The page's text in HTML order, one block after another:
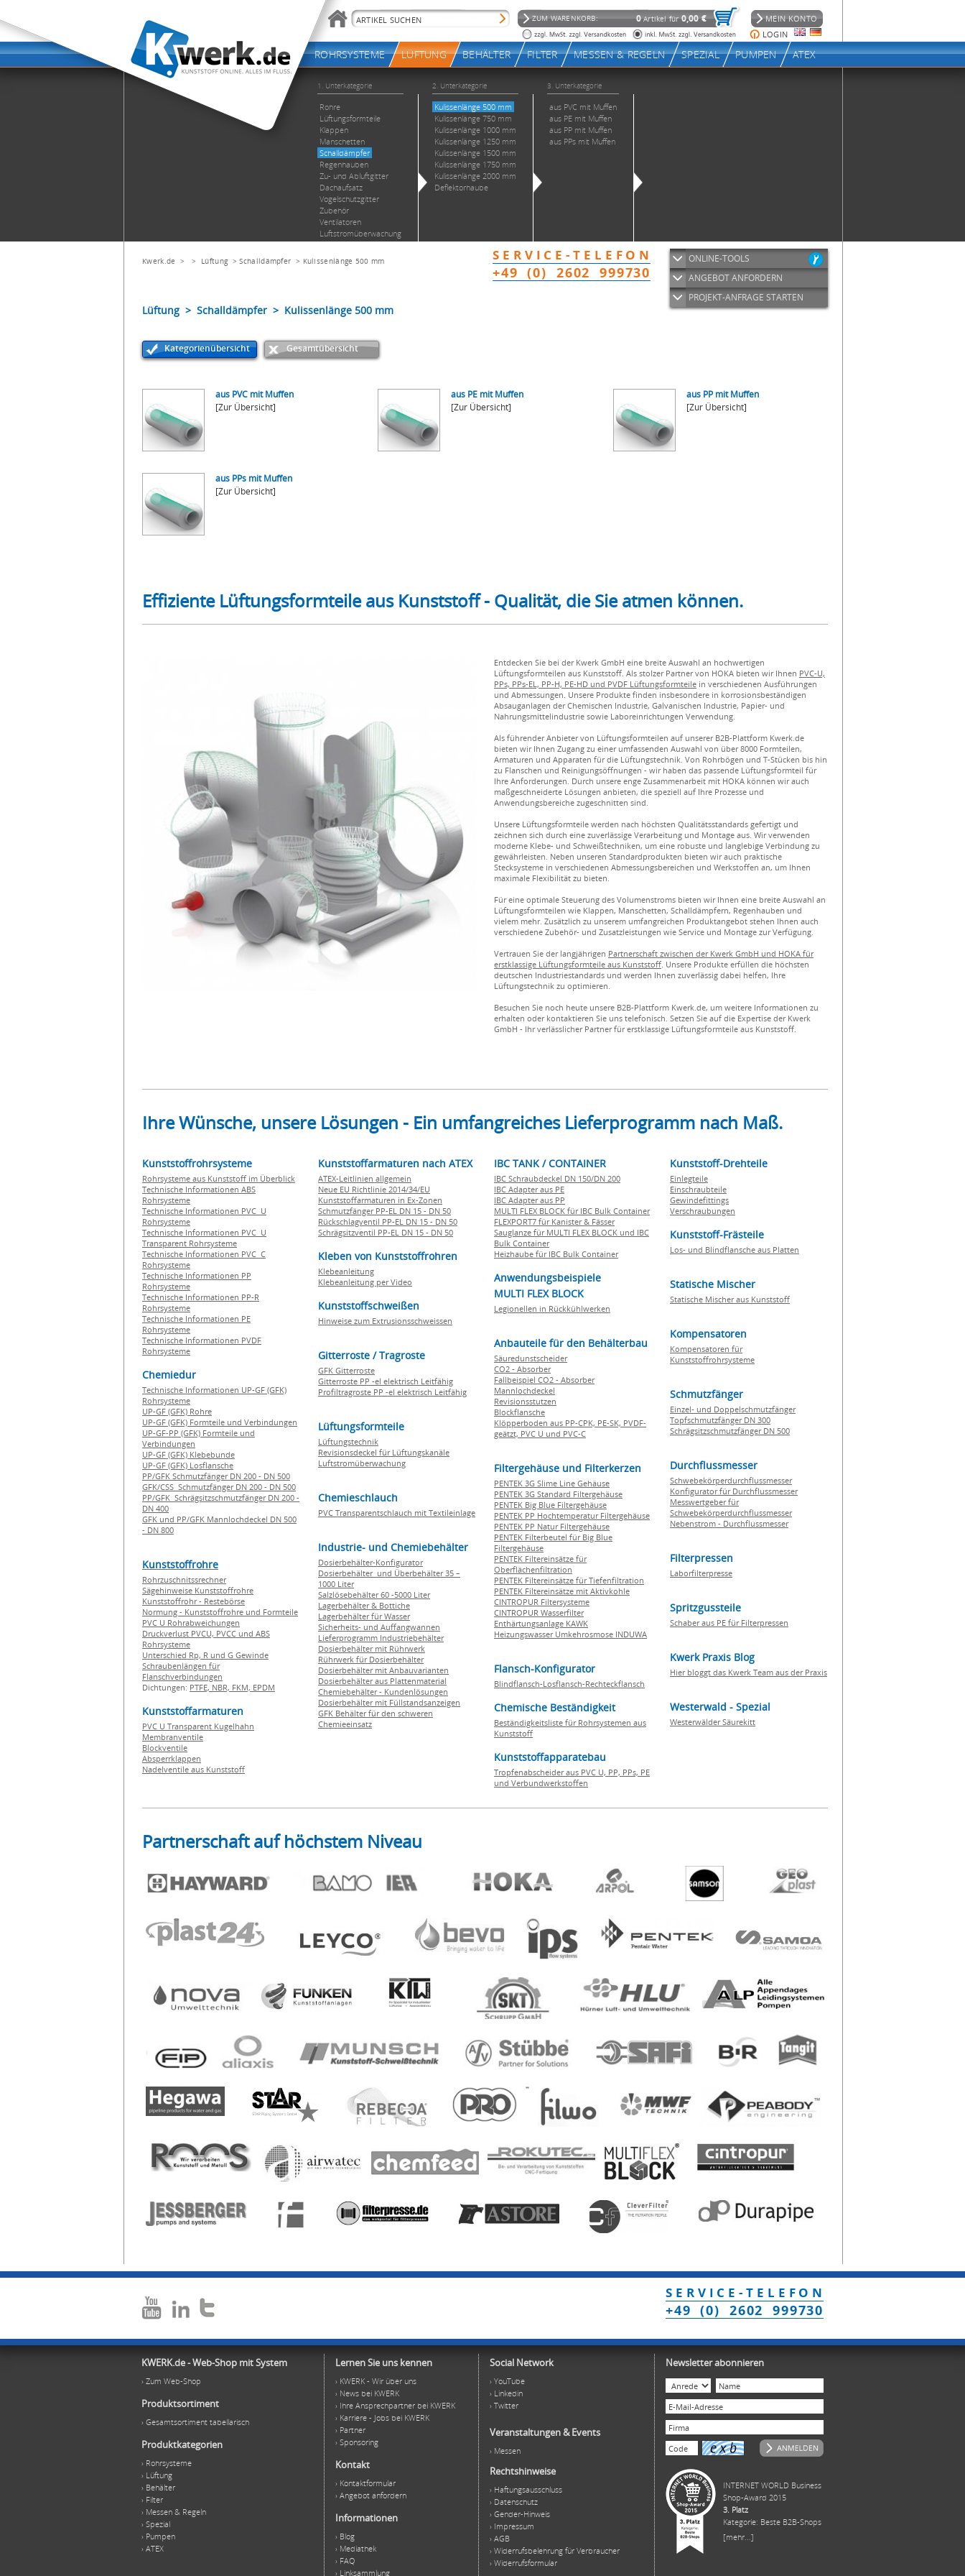
Kwerk.de > > Lüftung>Schalldämpfer > Kulissenlänge 500 mm
Lüftung > Schalldämpfer > Kulissenlänge 500 mm
Kategorienübersicht Gesamtübersicht
aus PVC mit Muffen
[Zur Übersicht]
aus PE mit Muffen
[Zur Übersicht]
aus PP mit Muffen
[Zur Übersicht]
aus PPs mit Muffen
[Zur Übersicht]
Effiziente Lüftungsformteile aus Kunststoff - Qualität, die Sie atmen können.
Entdecken Sie bei der Kwerk GmbH eine breite Auswahl an hochwertigen
Lüftungsformteilen aus Kunststoff. Als stolzer Partner von HOKA bieten wir Ihnen PVC-U,
PPs, PPs-EL, PP-H, PE-HD und PVDF Lüftungsformteile in verschiedenen Ausführungen
und Abmessungen. Unsere Produkte finden insbesondere in korrosionsbeständigen
Absauganlagen der Chemischen Industrie, Galvanischen Industrie, Papier- und
Nahrungsmittelindustrie sowie Laboreinrichtungen Verwendung.
Als führender Anbieter von Lüftungsformteilen auf unserer B2B-Plattform Kwerk.de
bieten wir Ihnen Zugang zu einer umfassenden Auswahl von über 8000 Formteilen,
Armaturen und Apparaten für die Lüftungstechnik. Von Rohrbögen und T-Stücken bis hin
zu Flanschen und Reinigungsöffnungen - wir haben das passende Lüftungsformteil für
Ihre Anforderungen. Durch unsere enge Zusammenarbeit mit HOKA können wir auch
maßgeschneiderte Lösungen anbieten, die speziell auf Ihre Prozesse und
Anwendungsbereiche zugeschnitten sind.
Unsere Lüftungsformteile werden nach höchsten Qualitätsstandards gefertigt und
zeichnen sich durch eine zuverlässige Verarbeitung und Montage aus. Wir verwenden
moderne Klebe- und Schweißtechniken, um eine robuste und langlebige Verbindung zu
gewährleisten. Neben unseren Standardprodukten bieten wir auch praktische
Stecksysteme in verschiedenen Abmessungsbereichen und Werkstoffen an, um Ihnen
maximale Flexibilität zu bieten.
Für eine optimale Steuerung des Volumenstroms bieten wir Ihnen eine breite Auswahl an
Lüftungsformteilen wie Klappen, Manschetten, Schalldämpfern, Regenhauben und
vielem mehr. Zusätzlich zu unserem umfangreichen Produktangebot stehen Ihnen auch
verschiedene Zubehör- und Zusatzleistungen wie Service und Montage zur Verfügung.
Vertrauen Sie der langjährigen Partnerschaft zwischen der Kwerk GmbH und HOKA für
erstklassige Lüftungsformteile aus Kunststoff. Unsere Produkte erfüllen die höchsten
deutschen Industriestandards und werden Ihnen zuverlässig dabei helfen, Ihre
Lüftungstechnik zu optimieren.
Besuchen Sie noch heute unsere B2B-Plattform Kwerk.de, um weitere Informationen zu
erhalten oder kontaktieren Sie uns telefonisch. Setzen Sie auf die Expertise der Kwerk
GmbH - Ihr verlässlicher Partner für erstklassige Lüftungsformteile aus Kunststoff.
Ihre Wünsche, unsere Lösungen - Ein umfangreiches Lieferprogramm nach Maß.
Kunststoffrohrsysteme
Rohrsysteme aus Kunststoff im Überblick
Technische Informationen ABS
Rohrsysteme
Technische Informationen PVC U
Rohrsysteme
Technische Informationen PVC U
Transparent Rohrsysteme
Technische Informationen PVC C
Rohrsysteme
Technische Informationen PP
Rohrsysteme
Technische Informationen PP-R
Rohrsysteme
Technische Informationen PE
Rohrsysteme
Technische Informationen PVDF
Rohrsysteme
Chemiedur
Technische Informationen UP-GF (GFK)
Rohrsysteme
UP-GF (GFK) Rohre
UP-GF (GFK) Formteile und Verbindungen
UP-GF-PP (GFK) Formteile und
Verbindungen
UP-GF (GFK) Klebebunde
UP-GF (GFK) Losflansche
PP/GFK Schmutzfänger DN 200 - DN 500
GFK/CSS Schmutzfänger DN 200 - DN 500
PP/GFK Schrägsitzschmutzfänger DN 200 -
DN 400
GFK und PP/GFK Mannlochdeckel DN 500
- DN 800
Kunststoffrohre
Rohrzuschnitssrechner
Sägehinweise Kunststoffrohre
Kunststoffrohr - Restebörse
Normung - Kunststoffrohre und Formteile
PVC U Rohrabweichungen
Druckverlust PVCU, PVCC und ABS
Rohrsysteme
Unterschied Rp, R und G Gewinde
Schraubenlängen für
Flanschverbindungen
Dichtungen: PTFE, NBR, FKM, EPDM
Kunststoffarmaturen
PVC U Transparent Kugelhahn
Membranventile
Blockventile
Absperrklappen
Nadelventile aus Kunststoff
Kunststoffarmaturen nach ATEX
ATEX-Leitlinien allgemein
Neue EU Richtlinie 2014/34/EU
Kunststoffarmaturen in Ex-Zonen
Schmutzfänger PP-EL DN 15 - DN 50
Rückschlagventil PP-EL DN 15 - DN 50
Schrägsitzventil PP-EL DN 15 - DN 50
Kleben von Kunststoffrohren
Klebeanleitung
Klebeanleitung per Video
Kunststoffschweißen
Hinweise zum Extrusionsschweissen
Gitterroste / Tragroste
GFK Gitterroste
Gitterroste PP -el elektrisch Leitfähig
Profiltragroste PP -el elektrisch Leitfähig
Lüftungsformteile
Lüftungstechnik
Revisionsdeckel für Lüftungskanäle
Luftstromüberwachung
Chemieschlauch
PVC Transparentschlauch mit Textileinlage
Industrie- und Chemiebehälter
Dosierbehälter-Konfigurator
Dosierbehälter und Überbehälter 35 –
1000 Liter
Salzlösebehälter 60 -5000 Liter
Lagerbehälter & Bottiche
Lagerbehälter für Wasser
Sicherheits- und Auffangwannen
Lieferprogramm Industriebehälter
Dosierbehälter mit Rührwerk
Rührwerk für Dosierbehälter
Dosierbehälter mit Anbauvarianten
Dosierbehälter aus Plattenmaterial
Chemiebehälter - Kundenlösungen
Dosierbehälter mit Füllstandsanzeigen
GFK Behälter für den schweren
Chemieeinsatz
IBC TANK / CONTAINER
IBC Schraubdeckel DN 150/DN 200
IBC Adapter aus PE
IBC Adapter aus PP
MULTI FLEX BLOCK für IBC Bulk Container
FLEXPORT7 für Kanister & Fässer
Sauglanze für MULTI FLEX BLOCK und IBC
Bulk Container
Heizhaube für IBC Bulk Container
Anwendungsbeispiele
MULTI FLEX BLOCK
Legionellen in Rückkühlwerken
Anbauteile für den Behälterbau
Säuredunstscheider
CO2 - Absorber
Fallbeispiel CO2 - Absorber
Mannlochdeckel
Revisionsstutzen
Blockflansche
Klöpperboden aus PP-CPK, PE-SK, PVDF-
geätzt, PVC U und PVC-C
Filtergehäuse und Filterkerzen
PENTEK 3G Slime Line Gehäuse
PENTEK 3G Standard Filtergehäuse
PENTEK Big Blue Filtergehäuse
PENTEK PP Hochtemperatur Filtergehäuse
PENTEK PP Natur Filtergehäuse
PENTEK Filterbeutel für Big Blue
Filtergehäuse
PENTEK Filtereinsätze für
Oberflächenfiltration
PENTEK Filtereinsätze für Tiefenfiltration
PENTEK Filtereinsätze mit Aktivkohle
CINTROPUR Filtersysteme
CINTROPUR Wasserfilter
Enthärtungsanlage KAWK
Heizungswasser Umkehrosmose INDUWA
Flansch-Konfigurator
Blindflansch-Losflansch-Rechteckflansch
Chemische Beständigkeit
Beständigkeitsliste für Rohrsystemen aus
Kunststoff
Kunststoffapparatebau
Tropfenabscheider aus PVC U, PP, PPs, PE
und Verbundwerkstoffen
Kunststoff-Drehteile
Einlegteile
Einschraubteile
Gewindefittings
Verschraubungen
Kunststoff-Frästeile
Los- und Blindflansche aus Platten
Statische Mischer
Statische Mischer aus Kunststoff
Kompensatoren
Kompensatoren für
Kunststoffrohrsysteme
Schmutzfänger
Einzel- und Doppelschmutzfänger
Topfschmutzfänger DN 300
Schrägsitzschmutzfänger DN 500
Durchflussmesser
Schwebekörperdurchflussmesser
Konfigurator für Durchflussmesser
Messwertgeber für
Schwebekörperdurchflussmesser
Nebenstrom - Durchflussmesser
Filterpressen
Laborfilterpresse
Spritzgussteile
Schaber aus PE für Filterpressen
Kwerk Praxis Blog
Hier bloggt das Kwerk Team aus der Praxis
Westerwald - Spezial
Westerwälder Säurekitt
Partnerschaft auf höchstem Niveau
ONLINE-TOOLS
ANGEBOT ANFORDERN
PROJEKT-ANFRAGE STARTEN